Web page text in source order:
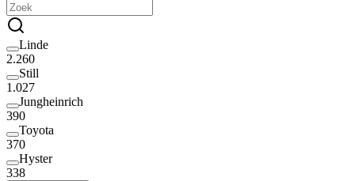
Linde
2.260
Still
1.027
Jungheinrich
390
Toyota
370
Hyster
338